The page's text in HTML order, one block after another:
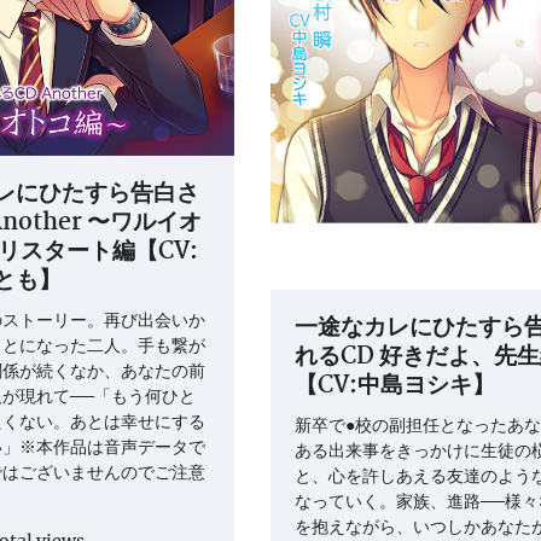
にひたすら告白さ
〜ワルイオ
スタート編【CV:
】
トーリー。再び出会いか
になった二人。手も繋が
が続くなか、あなたの前
現れて──「もう何ひと
ない。あとは幸せにする
※本作品は音声データで
ございませんのでご注意
一途なカレにひたすら
れるCD 好きだよ、先
【CV:中島ヨシキ】
新卒で●校の副担任となったあ
ある出来事をきっかけに生徒の
と、心を許しあえる友達のよう
なっていく。家族、進路──様
を抱えながら、いつしかあなた